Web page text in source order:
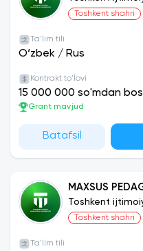
Toshkent shahri
Ta'lim tili
O‘zbek / Rus
Kontrakt to'lovi
15 000 000 so'mdan
Grant mavjud
Batafsil
MAXSUS
Toshkent
Toshkent shahri
Ta'lim tili